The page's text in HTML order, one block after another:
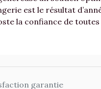
est le résultat
la confiance de
garantie